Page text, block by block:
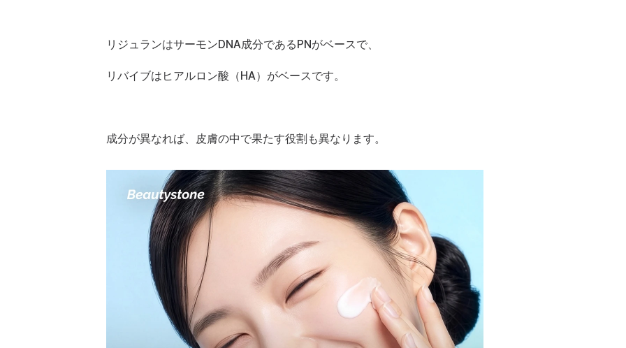
リジュランはサーモンDNA成分であるPNがベースで、
リバイブはヒアルロン酸（HA）がベースです。
成分が異なれば、皮膚の中で果たす役割も異なります。